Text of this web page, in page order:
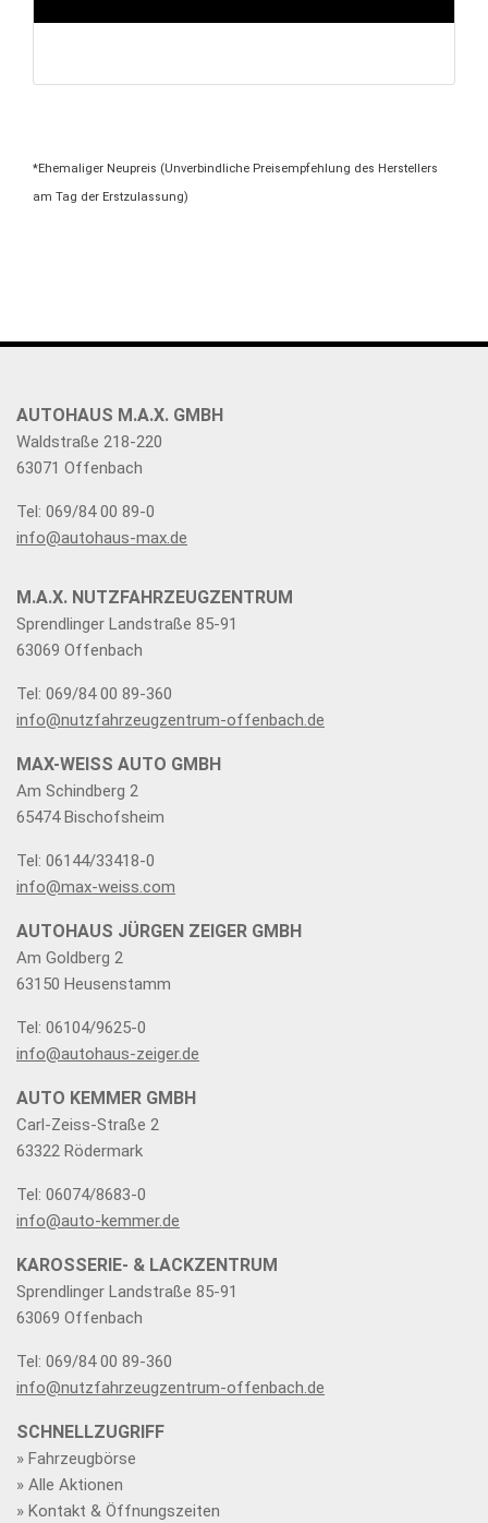
*Ehemaliger Neupreis (Unverbindliche Preisempfehlung des Herstellers
am Tag der Erstzulassung)
AUTOHAUS M.A.X. GMBH
Waldstraße 218-220
63071 Offenbach
Tel: 069/84 00 89-0
info@autohaus-max.de
M.A.X. NUTZFAHRZEUGZENTRUM
Sprendlinger Landstraße 85-91
63069 Offenbach
Tel: 069/84 00 89-360
info@nutzfahrzeugzentrum-offenbach.de
MAX-WEISS AUTO GMBH
Am Schindberg 2
65474 Bischofsheim
Tel: 06144/33418-0
info@max-weiss.com
AUTOHAUS JÜRGEN ZEIGER GMBH
Am Goldberg 2
63150 Heusenstamm
Tel: 06104/9625-0
info@autohaus-zeiger.de
AUTO KEMMER GMBH
Carl-Zeiss-Straße 2
63322 Rödermark
Tel: 06074/8683-0
info@auto-kemmer.de
KAROSSERIE- & LACKZENTRUM
Sprendlinger Landstraße 85-91
63069 Offenbach
Tel: 069/84 00 89-360
info@nutzfahrzeugzentrum-offenbach.de
SCHNELLZUGRIFF
» Fahrzeugbörse
» Alle Aktionen
» Kontakt & Öffnungszeiten